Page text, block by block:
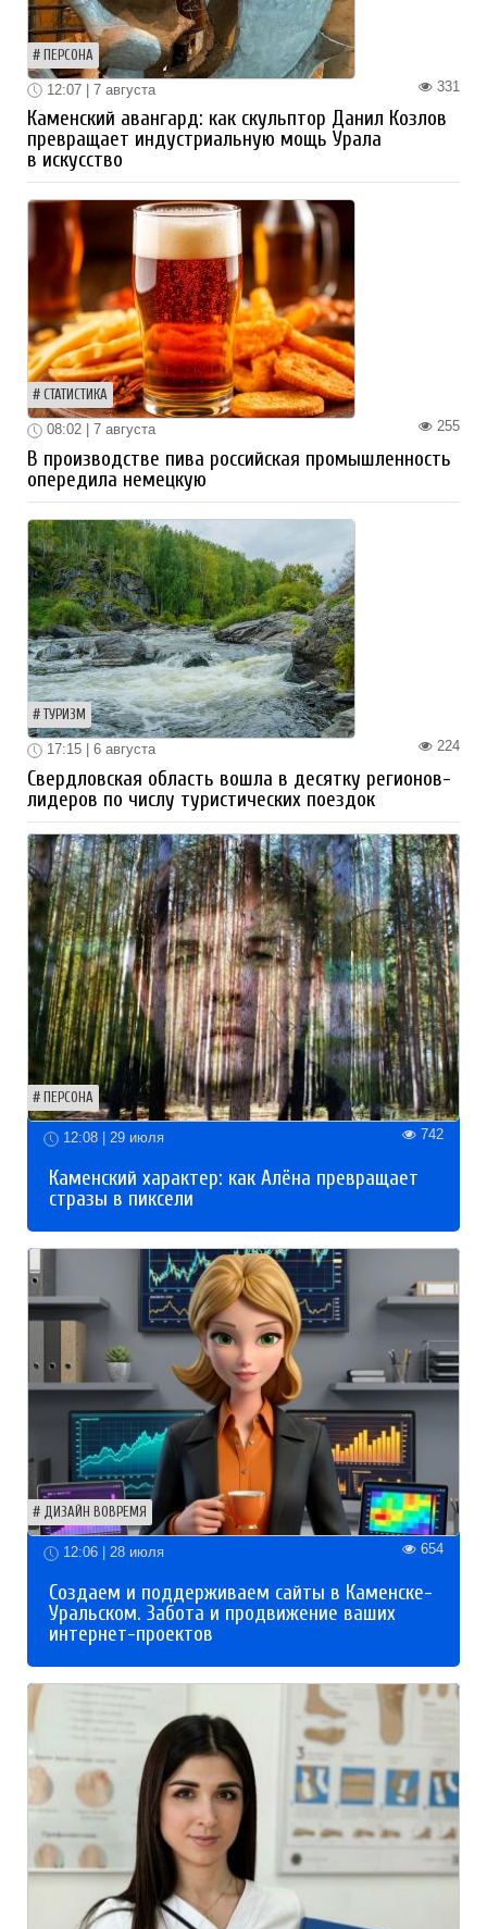
ПЕРСОНА
331
12:07 | 7 августа
Каменский авангард: как скульптор Данил Козлов
превращает индустриальную мощь Урала
в искусство
СТАТИСТИКА
255
08:02 | 7 августа
В производстве пива российская промышленность
опередила немецкую
ТУРИЗМ
224
17:15 | 6 августа
Свердловская область вошла в десятку регионов-
лидеров по числу туристических поездок
ПЕРСОНА
12:08 | 29 июля 742
Каменский характер: как Алёна превращает
стразы в пиксели
ДИЗАЙН ВОВРЕМЯ
12:06 | 28 июля 654
Создаем и поддерживаем сайты в Каменске-
Уральском. Забота и продвижение ваших
интернет-проектов